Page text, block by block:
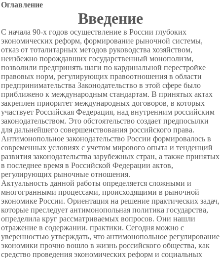
Оглавление
Введение
С начала 90-х годов осуществление в России глубоких
экономических реформ, формирование рыночной системы,
отказ от тоталитарных методов руководства хозяйством,
неизбежно порождавших государственный монополизм,
позволили предпринять шаги по кардинальной перестройке
правовых норм, регулирующих правоотношения в области
предпринимательства Законодательство в этой сфере было
приближено к международным стандартам. В принятых актах
закреплен приоритет международных договоров, в которых
участвует Российская Федерация, над внутренним российским
законодательством. Это обстоятельство создает предпосылки
для дальнейшего совершенствования российского права.
Антимонопольное законодательство России формировалось в
современных условиях с учетом мирового опыта и тенденций
развития законодательства зарубежных стран, а также принятых
в последнее время в Российской Федерации актов,
регулирующих рыночные отношения.
Актуальность данной работы определяется сложными и
многогранными процессами, происходящими в рыночной
экономике России. Ориентация на решение практических задач,
которые преследует антимонопольная политика государства,
определила круг рассматриваемых вопросов. Они нашли
отражение в содержании. практики. Сегодня можно с
уверенностью утверждать, что антимонопольное регулирование
экономики прочно вошло в жизнь российского общества, как
средство проведения экономических реформ и социальных